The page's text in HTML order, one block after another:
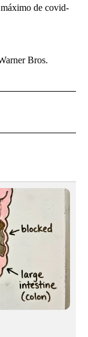
de covid-
Bros.
NOTIFICATIONS ABOUT